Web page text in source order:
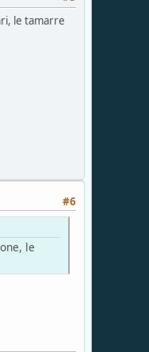
le tamarre
#6
le